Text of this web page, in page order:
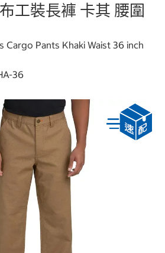
工裝長褲 卡其 腰圍
Cargo Pants Khaki Waist 36 inch
36